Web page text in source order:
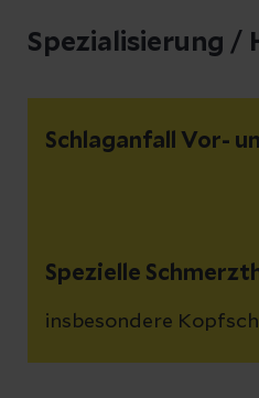
Spezialisierung /
Schlaganfall Vor-
Spezielle
insbesondere